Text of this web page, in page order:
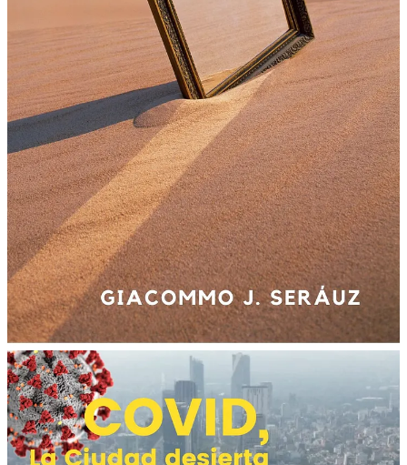
Siguiente
Discusión sobre este post
Comentarios Restacks
Hannelore Adler Gailwain
Jun 8
Autor
Gran charla en vivo,
compartes tu experiencia:
mentor y escritor.
Responder
Compartir